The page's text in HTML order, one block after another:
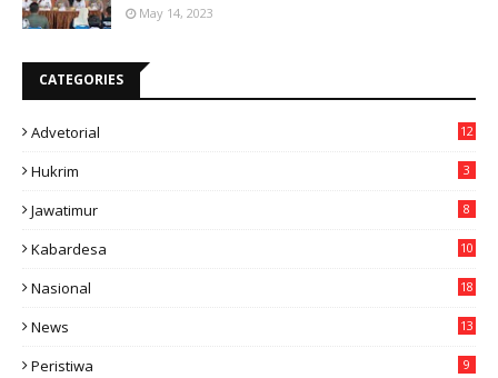
May 14, 2023
CATEGORIES
Advetorial 12
Hukrim 3
Jawatimur 8
Kabardesa
10
Nasional
18
News
13
Peristiwa 9